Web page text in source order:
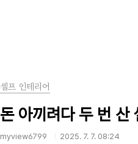
셀프 인테리어
돈 아끼려다 두 번 산
myview6799 2025. 7. 7. 08:24